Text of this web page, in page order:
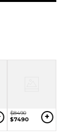
$8490
$7490 +